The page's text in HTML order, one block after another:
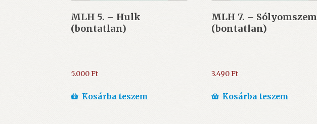
MLH 5. – Hulk
(bontatlan)
5.000Ft
Kosárba teszem
MLH 7. – Sólyomszem
(bontatlan)
3.490Ft
Kosárba teszem